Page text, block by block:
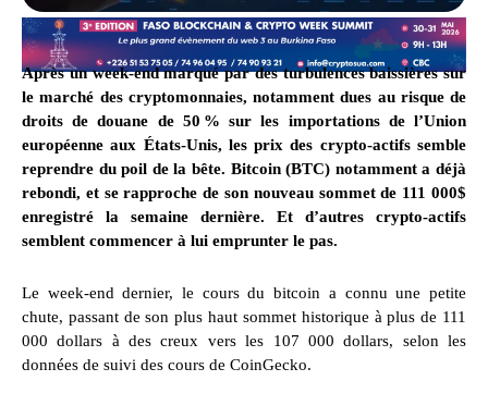
Après un week-end marqué par des turbulences baissières sur
le marché des cryptomonnaies, notamment dues au risque de
droits de douane de 50 % sur les importations de l’Union
européenne aux États-Unis, les prix des crypto-actifs semble
reprendre du poil de la bête. Bitcoin (BTC) notamment a déjà
rebondi, et se rapproche de son nouveau sommet de 111 000$
enregistré la semaine dernière. Et d’autres crypto-actifs
semblent commencer à lui emprunter le pas.
Le week-end dernier, le cours du bitcoin a connu une petite
chute, passant de son plus haut sommet historique à plus de 111
000 dollars à des creux vers les 107 000 dollars, selon les
données de suivi des cours de CoinGecko.